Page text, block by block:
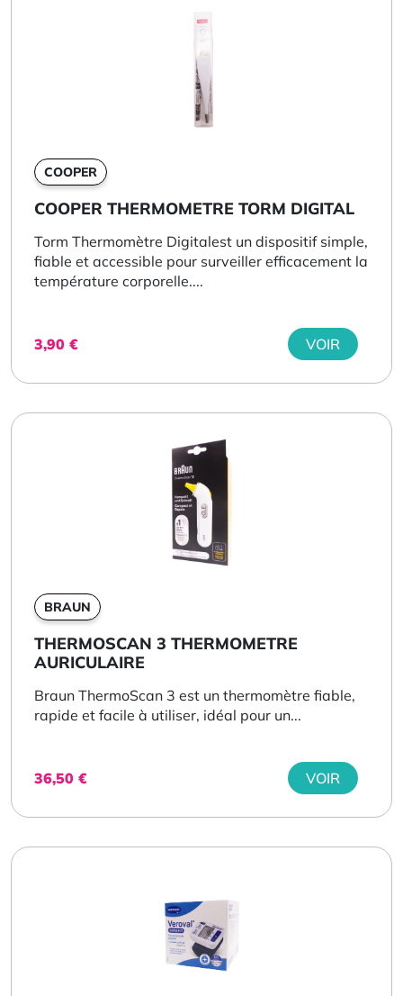
COOPER
COOPER THERMOMETRE TORM DIGITAL
Torm Thermomètre Digitalest un dispositif simple,
fiable et accessible pour surveiller efficacement la
température corporelle....
3,90 € VOIR
BRAUN
THERMOSCAN 3 THERMOMETRE
AURICULAIRE
Braun ThermoScan 3 est un thermomètre fiable,
rapide et facile à utiliser, idéal pour un...
36,50 € VOIR